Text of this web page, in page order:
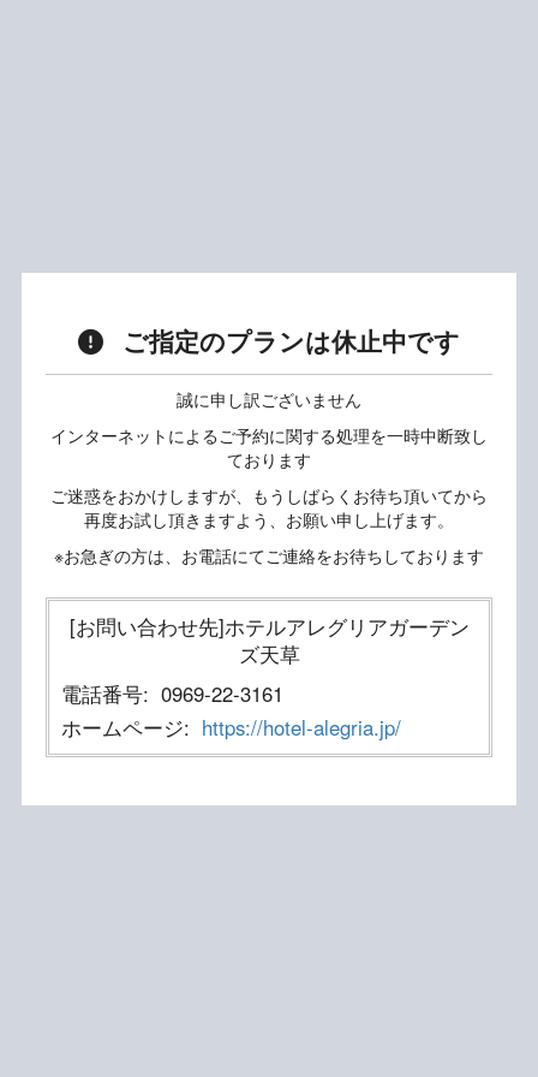
ご指定のプランは休止中です
誠に申し訳ございません
インターネットによるご予約に関する処理を一時中断致し
ております
ご迷惑をおかけしますが、もうしばらくお待ち頂いてから
再度お試し頂きますよう、お願い申し上げます。
※お急ぎの方は、お電話にてご連絡をお待ちしております
[お問い合わせ先]ホテルアレグリアガーデン
ズ天草
電話番号: 0969-22-3161
ホームページ: https://hotel-alegria.jp/